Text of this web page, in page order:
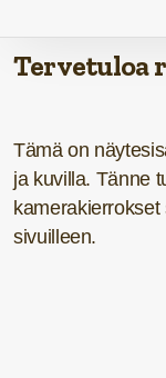
Tervetuloa
Tämä on
ja kuvilla. Tänne
sivuilleen.